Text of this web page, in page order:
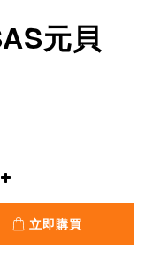
元貝
立即購買